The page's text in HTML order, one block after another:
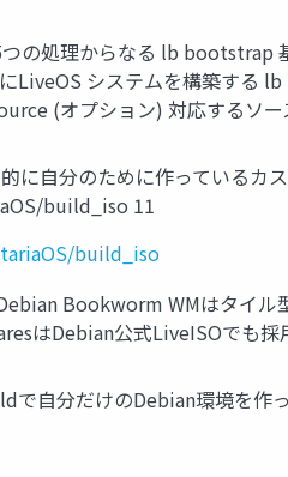
の処理からなる lb bootstrap
LiveOS システムを構築する
(オプション) 対応するソ
に自分のために作っている
build_iso 11
build_iso
Bookworm WMはタイ
はDebian公式LiveISOでも
で自分だけのDebian環境を作